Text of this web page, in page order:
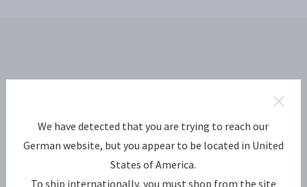
We have detected that you are trying to reach our
German website, but you appear to be located in United
States of America.
To ship internationally, you must shop from the site